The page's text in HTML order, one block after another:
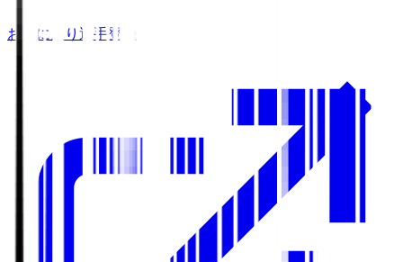
お気に入り選手登録